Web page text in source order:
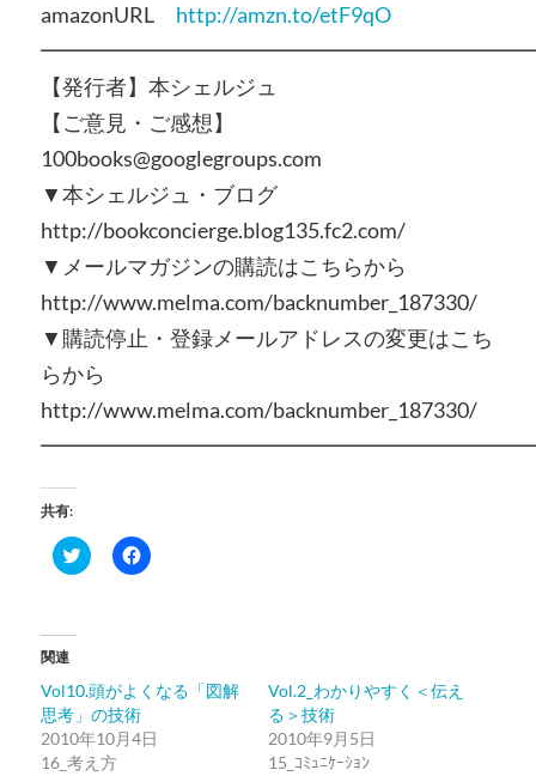
amazonURL http://amzn.to/etF9qO
【発行者】本シェルジュ
【ご意見・ご感想】
100books@googlegroups.com
▼本シェルジュ・ブログ
http://bookconcierge.blog135.fc2.com/
▼メールマガジンの購読はこちらから
http://www.melma.com/backnumber_187330/
▼購読停止・登録メールアドレスの変更はこち
らから
http://www.melma.com/backnumber_187330/
共有:
ク
リ
有
(新
し
い
ウ
ィ
Facebook
で
リ
ッ
し
て
関連
Vol10.頭がよくなる「図解
思考」の技術
2010年10月4日
16_考え方
Vol.2_わかりやすく＜伝え
る＞技術
2010年9月5日
15_ｺﾐｭﾆｹｰｼｮﾝ